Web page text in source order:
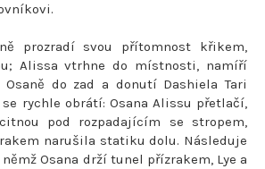
prozradí svou přítomnost křikem,
Alissa vtrhne do místnosti, namíří
Osaně do zad a donutí Dashiela Tari
rychle obrátí: Osana Alissu přetlačí,
pod rozpadajícím se stropem,
narušila statiku dolu. Následuje
Osana drží tunel přízrakem, Lye a